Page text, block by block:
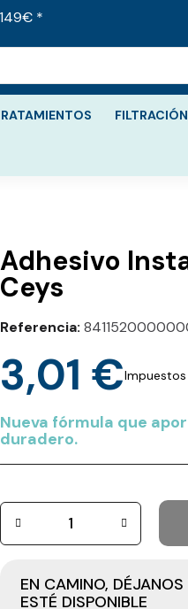
149€ *
FILTRACIÓN
Adhesivo
Ceys
Referencia
3,01 €
Nueva fórmula que
duradero.
EN CAMINO,
ESTÉ DISPONIBLE